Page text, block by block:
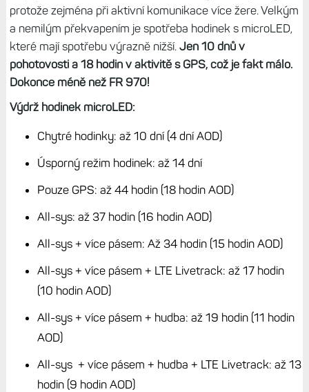
protože zejména při aktivní komunikace více žere. Velkým
a nemilým překvapením je spotřeba hodinek s microLED,
které mají spotřebu výrazně nižší. Jen 10 dnů v
pohotovosti a 18 hodin v aktivitě s GPS, což je fakt málo.
Dokonce méně než FR 970!
Výdrž hodinek microLED:
Chytré hodinky: až 10 dní (4 dní AOD)
Úsporný režim hodinek: až 14 dní
Pouze GPS: až 44 hodin (18 hodin AOD)
All-sys: až 37 hodin (16 hodin AOD)
All-sys + více pásem: Až 34 hodin (15 hodin AOD)
All-sys + více pásem + LTE Livetrack: až 17 hodin
(10 hodin AOD)
All-sys + více pásem + hudba: až 19 hodin (11 hodin
AOD)
All-sys + více pásem + hudba + LTE Livetrack: až 13
hodin (9 hodin AOD)